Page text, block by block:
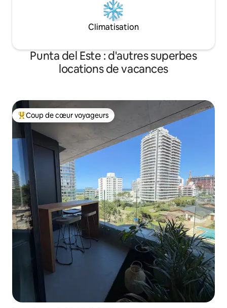
Climatisation
Punta del Este : d'autres superbes
locations de vacances
Coups de cœur voyageurs les plus appréciés
Coup de cœur voyageurs